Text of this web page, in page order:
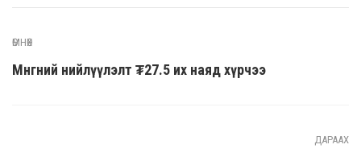
ӨМНӨХ
Мөнгөний нийлүүлэлт ₮27.5 их наяд хүрчээ
ДАРААХ